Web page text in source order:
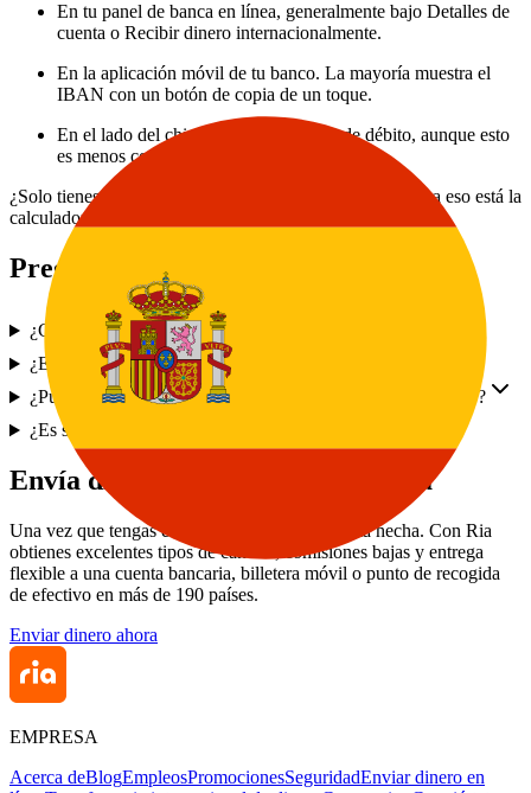
En tu panel de banca en línea, generalmente bajo Detalles de
cuenta o Recibir dinero internacionalmente.
En la aplicación móvil de tu banco. La mayoría muestra el
IBAN con un botón de copia de un toque.
En el lado del chip de algunas tarjetas de débito, aunque esto
es menos común.
¿Solo tienes tu código bancario y número de cuenta? Para eso está la
calculadora de arriba.
Preguntas frecuentes
¿Cómo genero un IBAN?
¿Es gratis la calculadora IBAN de Ria?
¿Puedo enviar dinero internacionalmente solo con un IBAN?
¿Es seguro usar una calculadora de IBAN en línea?
Envía dinero al extranjero con Ria
Una vez que tengas el IBAN, la parte difícil está hecha. Con Ria
obtienes excelentes tipos de cambio, comisiones bajas y entrega
flexible a una cuenta bancaria, billetera móvil o punto de recogida
de efectivo en más de 190 países.
Enviar dinero ahora
EMPRESA
Acerca deBlogEmpleosPromocionesSeguridadEnviar dinero en